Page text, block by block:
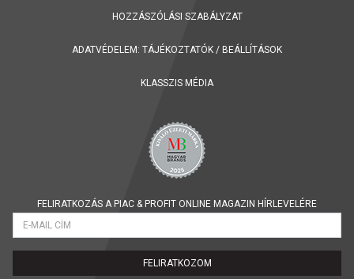
HOZZÁSZÓLÁSI SZABÁLYZAT
ADATVÉDELEM: TÁJÉKOZTATÓK / BEÁLLÍTÁSOK
KLASSZIS MÉDIA
FELIRATKOZÁS A PIAC & PROFIT ONLINE MAGAZIN HÍRLEVELÉRE
FELIRATKOZOM